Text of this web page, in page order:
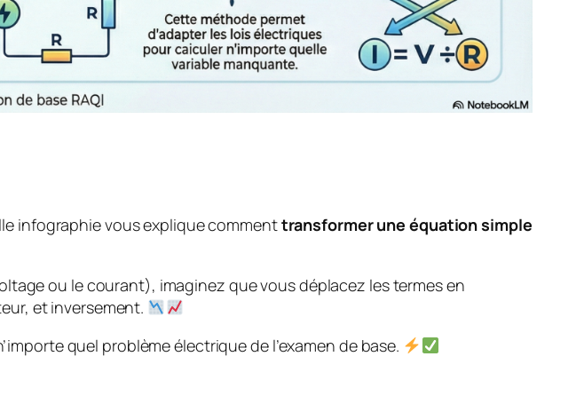
infographie vous explique commenttransformer une équation simple
ou le courant), imaginez que vous déplacez les termes en
et inversement.
quel problème électrique de l’examen de base.